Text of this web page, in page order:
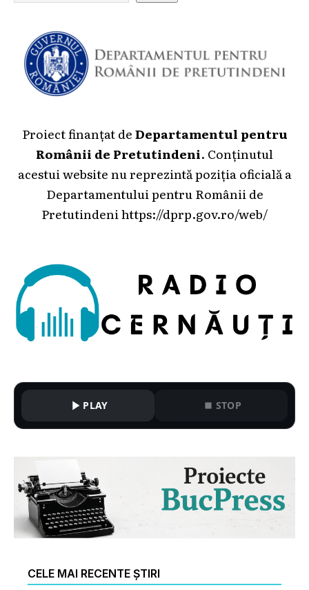
Proiect finanțat deDepartamentul pentru
Românii de Pretutindeni. Conținutul
acestui website nu reprezintă poziția oficială a
Departamentului pentru Românii de
Pretutindenihttps://dprp.gov.ro/web/
PLAY STOP
CELE MAI RECENTE ȘTIRI